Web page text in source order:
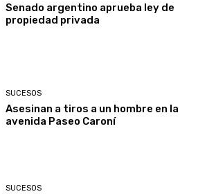
Senado argentino aprueba ley de
propiedad privada
SUCESOS
Asesinan a tiros a un hombre en la
avenida Paseo Caroní
SUCESOS